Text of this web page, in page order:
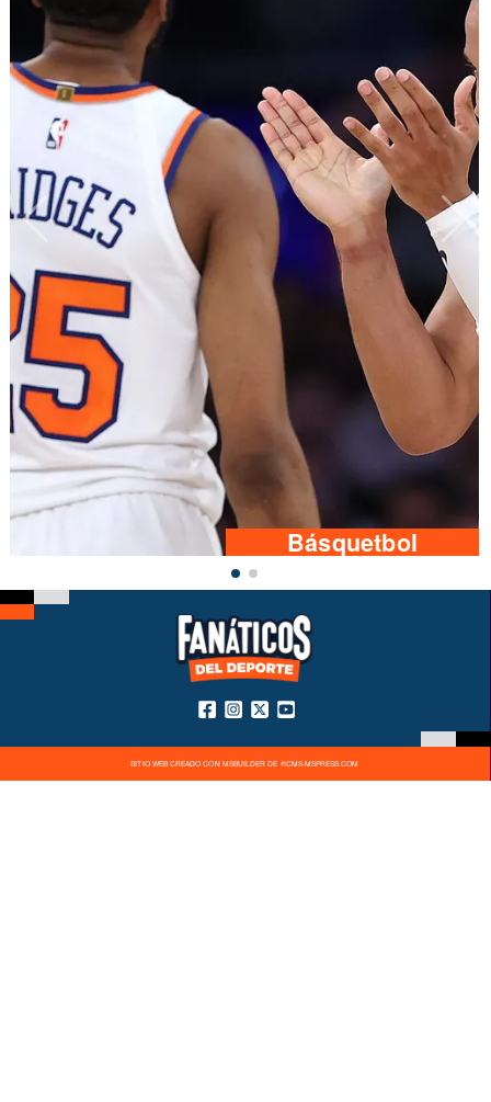
Básquetbol
SITIO WEB CREADO CON MSBUILDER DE ®CMS-MSPRESS.COM